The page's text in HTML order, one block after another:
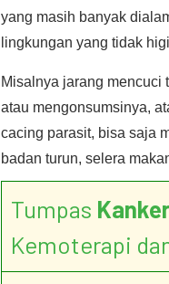
yang masih banyak
lingkungan yang tidak
Misalnya jarang mencuci
atau mengonsumsinya,
cacing parasit, bisa saja
badan turun, selera
Tumpas
Kemoterapi